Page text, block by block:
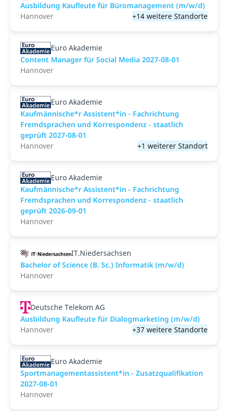
Ausbildung Kaufleute für Büromanagement (m/w/d)
Hannover
+14 weitere Standorte
Euro Akademie
Content Manager für Social Media 2027-08-01
Hannover
Euro Akademie
Kaufmännische*r Assistent*in - Fachrichtung
Fremdsprachen und Korrespondenz - staatlich
geprüft 2027-08-01
Hannover
+1 weiterer Standort
Euro Akademie
Kaufmännische*r Assistent*in - Fachrichtung
Fremdsprachen und Korrespondenz - staatlich
geprüft 2026-09-01
Hannover
IT.Niedersachsen
Bachelor of Science (B. Sc.) Informatik (m/w/d)
Hannover
Deutsche Telekom AG
Ausbildung Kaufleute für Dialogmarketing (m/w/d)
Hannover
+37 weitere Standorte
Euro Akademie
Sportmanagementassistent*in - Zusatzqualifikation
2027-08-01
Hannover